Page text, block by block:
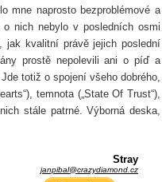
mne naprosto bezproblémové a
nich nebylo v posledních osmi
jak kvalitní právě jejich poslední
prostě nepolevili ani o píď a
totiž o spojení všeho dobrého,
temnota („State Of Trust“),
stále patrné. Výborná deska,
Stray
janpibal@crazydiamond.cz